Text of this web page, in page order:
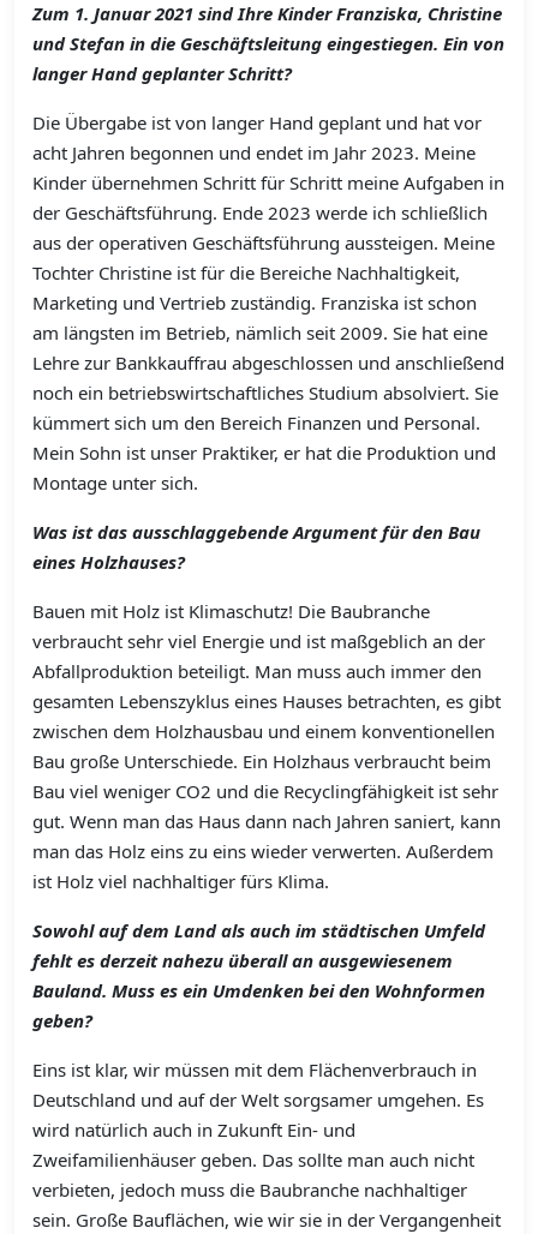
Zum 1. Januar 2021 sind Ihre Kinder Franziska, Christine
und Stefan in die Geschäftsleitung eingestiegen. Ein von
langer Hand geplanter Schritt?
Die Übergabe ist von langer Hand geplant und hat vor
acht Jahren begonnen und endet im Jahr 2023. Meine
Kinder übernehmen Schritt für Schritt meine Aufgaben in
der Geschäftsführung. Ende 2023 werde ich schließlich
aus der operativen Geschäftsführung aussteigen. Meine
Tochter Christine ist für die Bereiche Nachhaltigkeit,
Marketing und Vertrieb zuständig. Franziska ist schon
am längsten im Betrieb, nämlich seit 2009. Sie hat eine
Lehre zur Bankkauffrau abgeschlossen und anschließend
noch ein betriebswirtschaftliches Studium absolviert. Sie
kümmert sich um den Bereich Finanzen und Personal.
Mein Sohn ist unser Praktiker, er hat die Produktion und
Montage unter sich.
Was ist das ausschlaggebende Argument für den Bau
eines Holzhauses?
Bauen mit Holz ist Klimaschutz! Die Baubranche
verbraucht sehr viel Energie und ist maßgeblich an der
Abfallproduktion beteiligt. Man muss auch immer den
gesamten Lebenszyklus eines Hauses betrachten, es gibt
zwischen dem Holzhausbau und einem konventionellen
Bau große Unterschiede. Ein Holzhaus verbraucht beim
Bau viel weniger CO2 und die Recyclingfähigkeit ist sehr
gut. Wenn man das Haus dann nach Jahren saniert, kann
man das Holz eins zu eins wieder verwerten. Außerdem
ist Holz viel nachhaltiger fürs Klima.
Sowohl auf dem Land als auch im städtischen Umfeld
fehlt es derzeit nahezu überall an ausgewiesenem
Bauland. Muss es ein Umdenken bei den Wohnformen
geben?
Eins ist klar, wir müssen mit dem Flächenverbrauch in
Deutschland und auf der Welt sorgsamer umgehen. Es
wird natürlich auch in Zukunft Ein- und
Zweifamilienhäuser geben. Das sollte man auch nicht
verbieten, jedoch muss die Baubranche nachhaltiger
sein. Große Bauflächen, wie wir sie in der Vergangenheit